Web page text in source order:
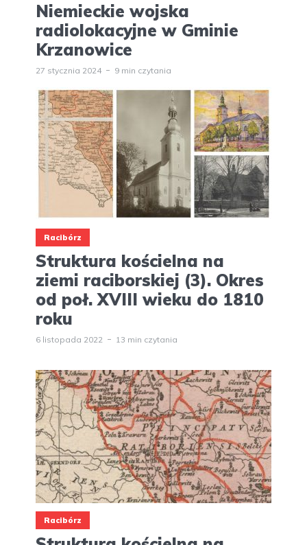
Niemieckie wojska
radiolokacyjne w Gminie
Krzanowice
27 stycznia 2024 9 min czytania
Racibórz
Struktura kościelna na
ziemi raciborskiej (3). Okres
od poł. XVIII wieku do 1810
roku
6 listopada 2022 13 min czytania
Racibórz